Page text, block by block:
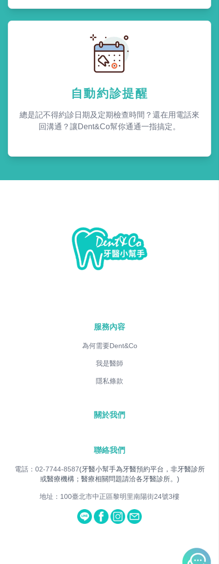
自動約診提醒
總是記不得約診日期及定期檢查時間？還在用電話來
回溝通？讓Dent&Co幫你通通一指搞定。
服務內容
為何需要Dent&Co
我是醫師
隱私條款
關於我們
聯絡我們
電話：02-7744-8587(牙醫小幫手為牙醫預約平台，非牙醫診所
或醫療機構；醫療相關問題請洽各牙醫診所。)
地址：100臺北市中正區黎明里南陽街24號3樓